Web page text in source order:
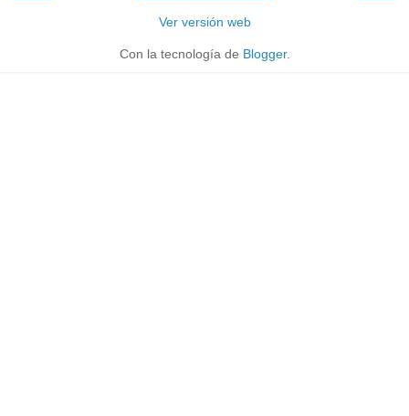
Ver versión web
Con la tecnología de Blogger.